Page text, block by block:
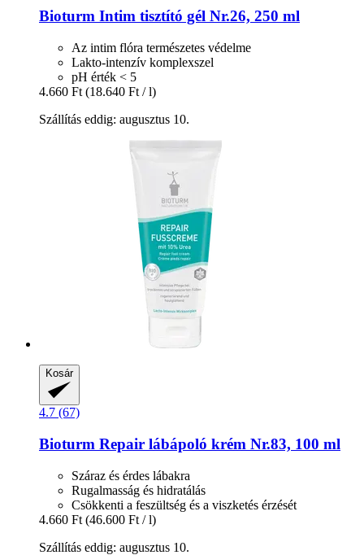
Bioturm Intim tisztító gél Nr.26, 250 ml
Az intim flóra természetes védelme
Lakto-intenzív komplexszel
pH érték < 5
4.660 Ft (18.640 Ft / l)
Szállítás eddig: augusztus 10.
Kosár
4.7 (67)
Bioturm Repair lábápoló krém Nr.83, 100 ml
Száraz és érdes lábakra
Rugalmasság és hidratálás
Csökkenti a feszültség és a viszketés érzését
4.660 Ft (46.600 Ft / l)
Szállítás eddig: augusztus 10.